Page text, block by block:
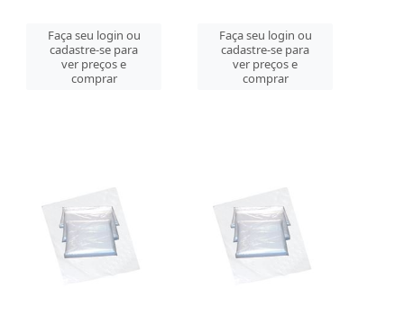
Faça seu login ou
cadastre-se para
ver preços e
comprar
Faça seu login ou
cadastre-se para
ver preços e
comprar